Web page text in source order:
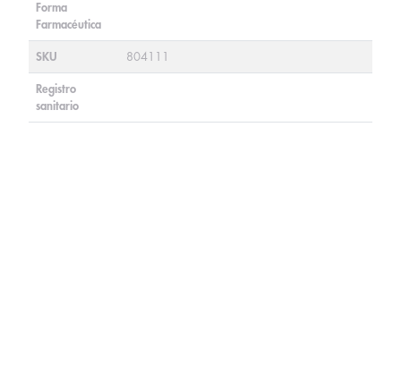
Forma
Farmacéutica
SKU 804111
Registro
sanitario